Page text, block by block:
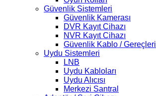
Güvenlik Sistemleri
Güvenlik Kamerası
DVR Kayıt Cihazı
NVR Kayıt Cihazı
Güvenlik Kablo / Gereçleri
Uydu Sistemleri
LNB
Uydu Kabloları
Uydu Alıcısı
Merkezi Santral